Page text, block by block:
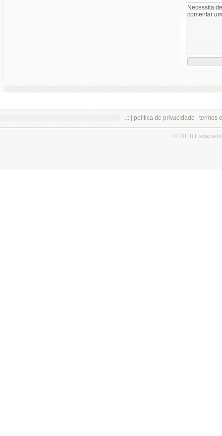
.:: | política de privacidade termos
© 2018